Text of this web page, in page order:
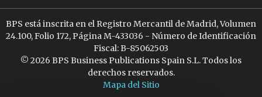
BPS está inscrita en el Registro Mercantil de Madrid, Volumen
24.100, Folio 172, Página M-433036 - Número de Identificación
Fiscal: B-85062503
© 2026 BPS Business Publications Spain S.L. Todos los
derechos reservados.
Mapa del Sitio